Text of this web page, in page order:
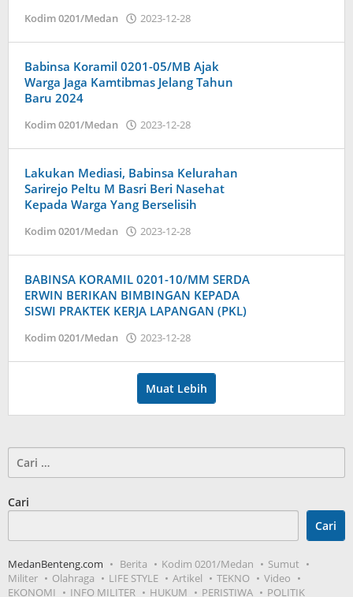
Kodim 0201/Medan 2023-12-28
Babinsa Koramil 0201-05/MB Ajak
Warga Jaga Kamtibmas Jelang Tahun
Baru 2024
Kodim 0201/Medan 2023-12-28
Lakukan Mediasi, Babinsa Kelurahan
Sarirejo Peltu M Basri Beri Nasehat
Kepada Warga Yang Berselisih
Kodim 0201/Medan 2023-12-28
BABINSA KORAMIL 0201-10/MM SERDA
ERWIN BERIKAN BIMBINGAN KEPADA
SISWI PRAKTEK KERJA LAPANGAN (PKL)
Kodim 0201/Medan 2023-12-28
Muat Lebih
untuk:
Cari
Cari
MedanBenteng.com Berita Kodim 0201/Medan
Sumut
Militer
Olahraga LIFE STYLE Artikel TEKNO
Video
EKONOMI
INFO MILITER HUKUM PERISTIWA POLITIK